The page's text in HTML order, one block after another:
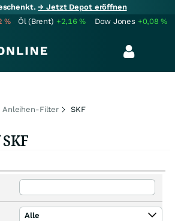
→ Jetzt Depot eröffnen
% Öl (Brent) +2,16% Dow Jones +0,08%
Anleihen-Filter SKF
Alle